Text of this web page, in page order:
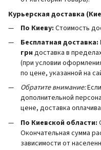
Курьерская доставка
По Киеву: Стоимость
Бесплатная доставка:
грн доставка в
(при условии
по цене, указанной на
Обратите внимание:
дополнительной
цене, доставка
По Киевской области:
Окончательная сумма
зависимости от